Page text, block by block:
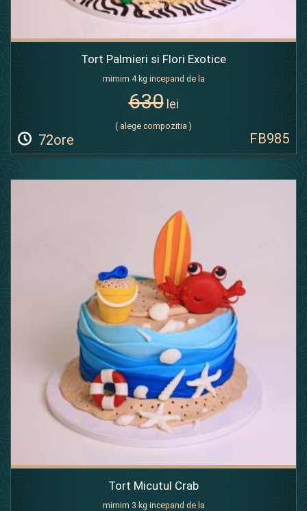
Tort Palmieri si Flori Exotice
mimim 4 kg incepand de la
630lei
( alege compozitia )
72ore FB985
Tort Micutul Crab
mimim 3 kg incepand de la